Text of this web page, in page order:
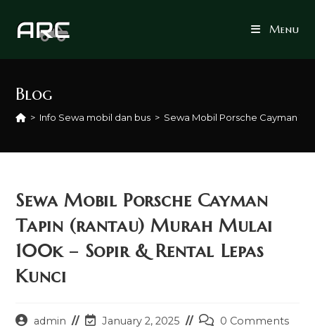
Menu
Blog
> Info Sewa mobil dan bus > Sewa Mobil Porsche Cayman
Sewa Mobil Porsche Cayman
Tapin (rantau) Murah Mulai
100k – Sopir & Rental Lepas
Kunci
Postadmin
PostJanuary 2, 2025
Post0 Comments